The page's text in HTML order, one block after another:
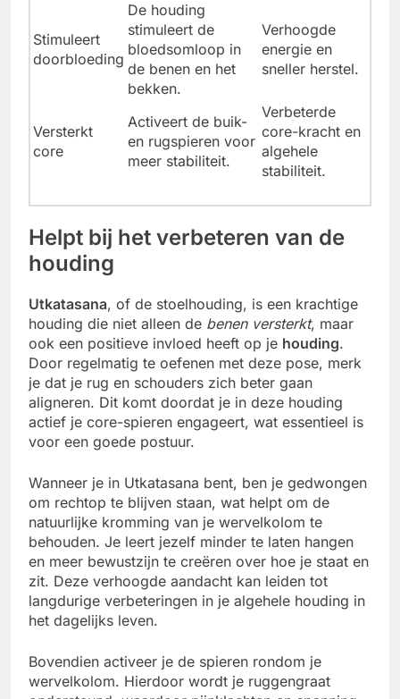
Stimuleert
doorbloeding
De houding
stimuleert de
bloedsomloop in
de benen en het
bekken.
Verhoogde
energie en
sneller herstel.
Versterkt
core
Activeert de buik-
en rugspieren voor
meer stabiliteit.
Verbeterde
core-kracht en
algehele
stabiliteit.
Helpt bij het verbeteren van de
houding
Utkatasana, of de stoelhouding, is een krachtige
houding die niet alleen de benen versterkt, maar
ook een positieve invloed heeft op je houding.
Door regelmatig te oefenen met deze pose, merk
je dat je rug en schouders zich beter gaan
aligneren. Dit komt doordat je in deze houding
actief je core-spieren engageert, wat essentieel is
voor een goede postuur.
Wanneer je in Utkatasana bent, ben je gedwongen
om rechtop te blijven staan, wat helpt om de
natuurlijke kromming van je wervelkolom te
behouden. Je leert jezelf minder te laten hangen
en meer bewustzijn te creëren over hoe je staat en
zit. Deze verhoogde aandacht kan leiden tot
langdurige verbeteringen in je algehele houding in
het dagelijks leven.
Bovendien activeer je de spieren rondom je
wervelkolom. Hierdoor wordt je ruggengraat